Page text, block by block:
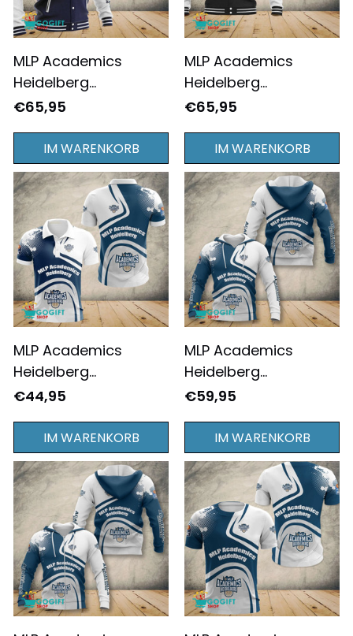
MLP Academics
Heidelberg
Sportlicher Stil
Komplett Bedruckt
€65,95
IM WARENKORB
MLP Academics
Heidelberg
Sportlicher Stil
Baseball-
Kapuzenjacke
€65,95
IM WARENKORB
MLP Academics
Heidelberg
Schulterspritzermuste
Polo Hemd
€44,95
IM WARENKORB
MLP Academics
Heidelberg
Schulterspritzermuste
Vollständig
Bedruckter Pullover-
Hoodie
€59,95
IM WARENKORB